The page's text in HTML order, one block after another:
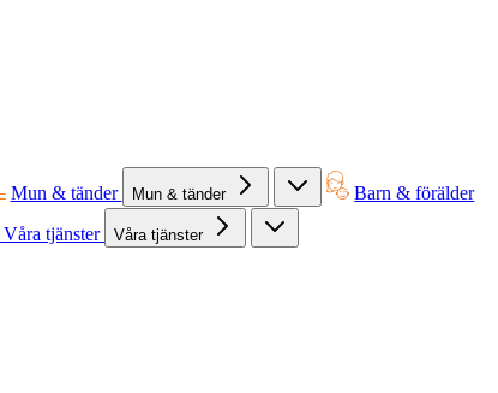
Mun & tänder Mun & tänder Barn & förälder
Våra tjänster Våra tjänster